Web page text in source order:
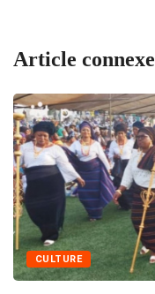
Article connexe
CULTURE